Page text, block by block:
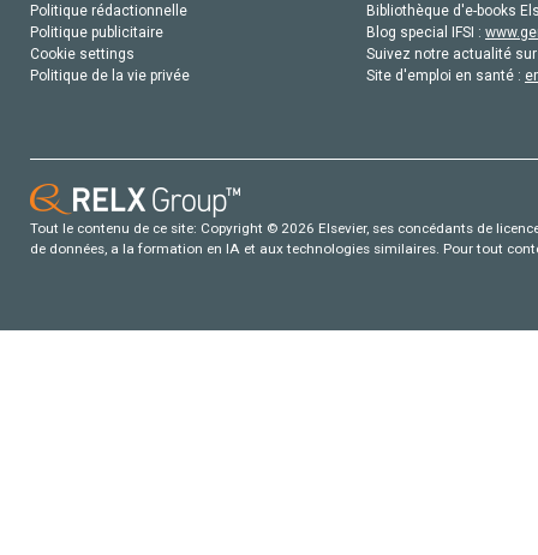
Politique rédactionnelle
Politique publicitaire
Cookie settings
Politique de la vie privée
Bibliothèque d'e-books
Blog special IFSI :
Suivez notre actualité
Site d'emploi en santé :
Tout le contenu de ce site: Copyright © 2026 Elsevier, ses concédants de
de données, a la formation en IA et aux technologies similaires. Pour tout